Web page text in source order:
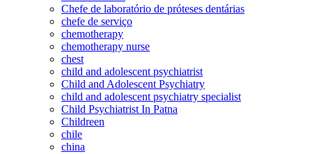
Chefe de laboratório de próteses dentárias
chefe de serviço
chemotherapy
chemotherapy nurse
chest
child and adolescent psychiatrist
Child and Adolescent Psychiatry
child and adolescent psychiatry specialist
Child Psychiatrist In Patna
Childreen
chile
china